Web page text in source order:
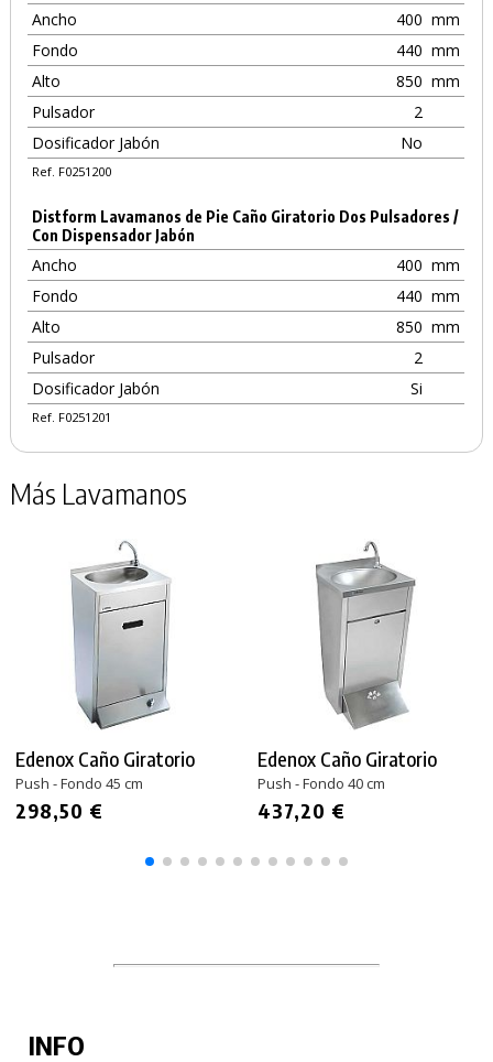
Ancho 400 mm
Fondo
440 mm
Alto
850 mm
Pulsador
2
Dosificador Jabón
No
Ref. F0251200
Distform Lavamanos de Pie Caño Giratorio Dos Pulsadores /
Con Dispensador Jabón
Ancho 400 mm
Fondo
440 mm
Alto
850 mm
Pulsador
2
Dosificador Jabón
Si
Ref. F0251201
Más Lavamanos
Edenox Caño Giratorio
Push - Fondo 45 cm
298,50 €
Edenox Caño Giratorio
Push - Fondo 40 cm
437,20 €
INFO